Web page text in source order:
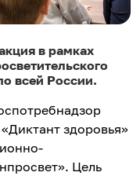
в рамках
всей России.
здоровья»
Цель